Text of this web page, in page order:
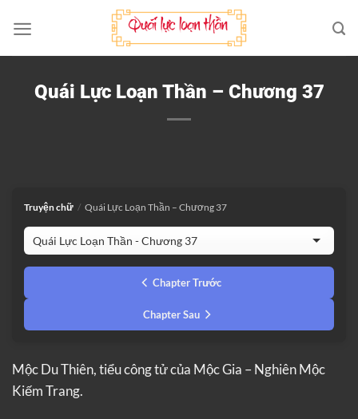
qua
nội
Quái Lực Loạn Thần – Chương 37
Truyện chữ / Quái Lực Loạn Thần – Chương 37
Chapter Trước
Chapter Sau
Mộc Du Thiên, tiểu công tử của Mộc Gia – Nghiên Mộc
Kiếm Trang.